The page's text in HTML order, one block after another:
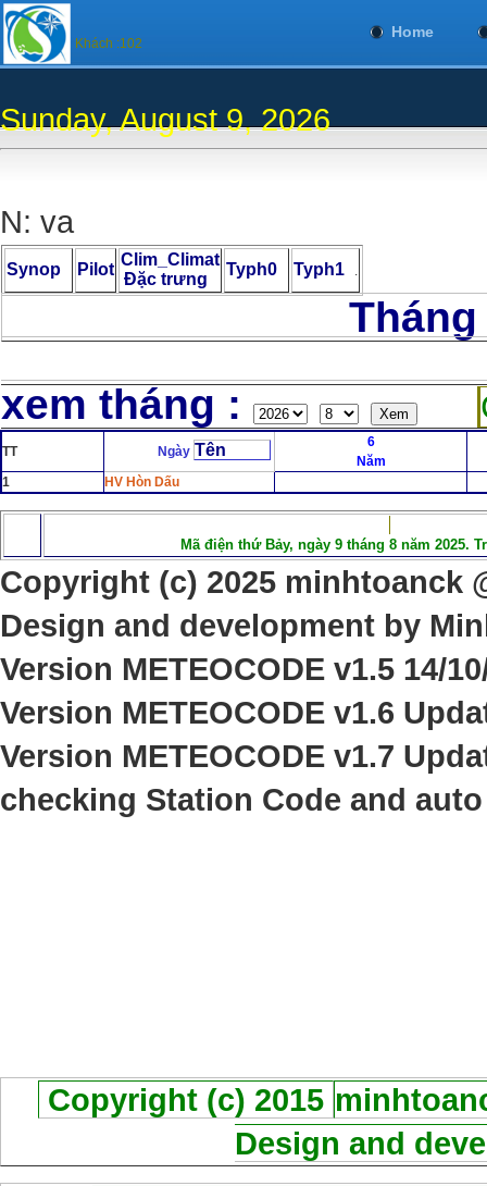
Home
Khách :102
Sunday, August 9, 2026
N: va
Synop Pilot
Clim_Climat
Đặc trưng
Typh0 Typh1 .
Tháng 8
xem tháng :
TT Ngày Tên
6
Năm
1
HV Hòn Dấu
Mã điện thứ Bảy, ngày 9 tháng 8 năm 2025.
Copyright (c) 2025 minhtoanck
Design and development by
Version METEOCODE v1.5 14/
Version METEOCODE v1.6
Version METEOCODE v1.7
checking Station Code and
Copyright (c) 2015
Design and